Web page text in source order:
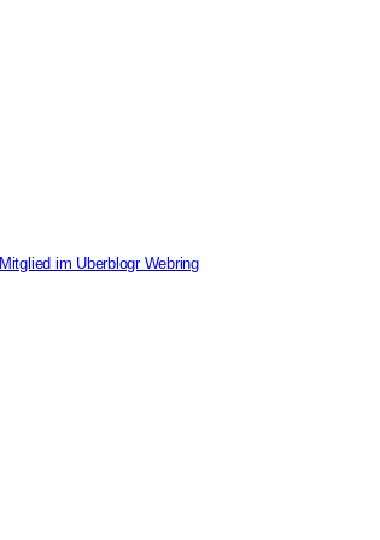
Mitglied im Uberblogr Webring